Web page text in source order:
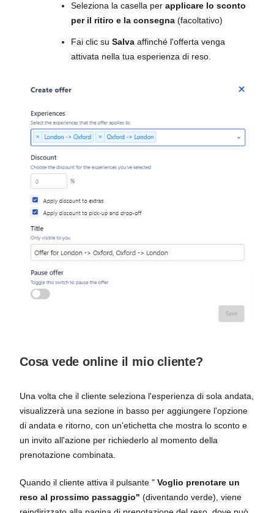
Seleziona la casella per applicare lo sconto
per il ritiro e la consegna (facoltativo)
Fai clic su Salva affinché l'offerta venga
attivata nella tua esperienza di reso.
Cosa vede online il mio cliente?
Una volta che il cliente seleziona l'esperienza di sola andata,
visualizzerà una sezione in basso per aggiungere l'opzione
di andata e ritorno, con un'etichetta che mostra lo sconto e
un invito all'azione per richiederlo al momento della
prenotazione combinata.
Quando il cliente attiva il pulsante " Voglio prenotare un
reso al prossimo passaggio" (diventando verde), viene